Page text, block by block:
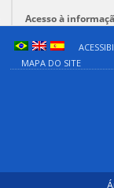
Acesso à
MAPA DO SITE